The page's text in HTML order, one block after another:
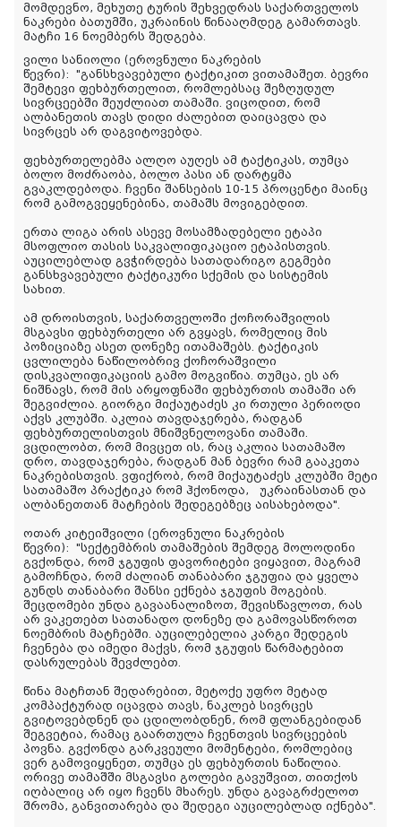
მომდევნო, მეხუთე ტურის შეხვედრას საქართველოს
ნაკრები ბათუმში, უკრაინის წინააღმდეგ გამართავს.
მატჩი 16 ნოემბერს შედგება.
ვილი სანიოლი (ეროვნული ნაკრების
წევრი): "განსხვავებული ტაქტიკით ვითამაშეთ. ბევრი
შემტევი ფეხბურთელით, რომლებსაც შეზღუდულ
სივრცეებში შეუძლიათ თამაში. ვიცოდით, რომ
ალბანეთის თავს დიდი ძალებით დაიცავდა და
სივრცეს არ დაგვიტოვებდა.
ფეხბურთელებმა ალღო აუღეს ამ ტაქტიკას, თუმცა
ბოლო მოძრაობა, ბოლო პასი ან დარტყმა
გვაკლდებოდა. ჩვენი შანსების 10-15 პროცენტი მაინც
რომ გამოგვეყენებინა, თამაშს მოვიგებდით.
ერთა ლიგა არის ასევე მოსამზადებელი ეტაპი
მსოფლიო თასის საკვალიფიკაციო ეტაპისთვის.
აუცილებლად გვჭირდება სათადარიგო გეგმები
განსხვავებული ტაქტიკური სქემის და სისტემის
სახით.
ამ დროისთვის, საქართველოში ქოჩორაშვილის
მსგავსი ფეხბურთელი არ გვყავს, რომელიც მის
პოზიციაზე ასეთ დონეზე ითამაშებს. ტაქტიკის
ცვლილება ნაწილობრივ ქოჩორაშვილი
დისკვალიფიკაციის გამო მოგვიწია. თუმცა, ეს არ
ნიშნავს, რომ მის არყოფნაში ფეხბურთის თამაში არ
შეგვიძლია. გიორგი მიქაუტაძეს კი რთული პერიოდი
აქვს კლუბში. აკლია თავდაჯერება, რადგან
ფეხბურთელისთვის მნიშვნელოვანი თამაში.
ვცდილობთ, რომ მივცეთ ის, რაც აკლია სათამაშო
დრო, თავდაჯერება, რადგან მან ბევრი რამ გააკეთა
ნაკრებისთვის. ვფიქრობ, რომ მიქაუტაძეს კლუბში მეტი
სათამაშო პრაქტიკა რომ ჰქონოდა, უკრაინასთან და
ალბანეთთან მატჩების შედეგებზეც აისახებოდა".
ოთარ კიტეიშვილი (ეროვნული ნაკრების
წევრი): "სექტემბრის თამაშების შემდეგ მოლოდინი
გვქონდა, რომ ჯგუფის ფავორიტები ვიყავით, მაგრამ
გამოჩნდა, რომ ძალიან თანაბარი ჯგუფია და ყველა
გუნდს თანაბარი შანსი ექნება ჯგუფის მოგების.
შეცდომები უნდა გავაანალიზოთ, შევისწავლოთ, რას
არ ვაკეთებთ სათანადო დონეზე და გამოვასწოროთ
ნოემბრის მატჩებში. აუცილებელია კარგი შედეგის
ჩვენება და იმედი მაქვს, რომ ჯგუფის წარმატებით
დასრულებას შევძლებთ.
წინა მატჩთან შედარებით, მეტოქე უფრო მეტად
კომპაქტურად იცავდა თავს, ნაკლებ სივრცეს
გვიტოვებდნენ და ცდილობდნენ, რომ ფლანგებიდან
შეგვეტია, რამაც გაართულა ჩვენთვის სივრცეების
პოვნა. გვქონდა გარკვეული მომენტები, რომლებიც
ვერ გამოვიყენეთ, თუმცა ეს ფეხბურთის ნაწილია.
ორივე თამაშში მსგავსი გოლები გავუშვით, თითქოს
იღბალიც არ იყო ჩვენს მხარეს. უნდა გავაგრძელოთ
შრომა, განვითარება და შედეგი აუცილებლად იქნება".